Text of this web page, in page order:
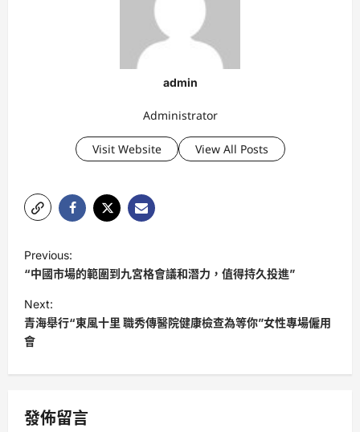
admin
Administrator
Visit Website View All Posts
o
s
t
n
a
i
Previous:
“中國市場的範圍到九宮格會議和潛力，值得持久投進”
Next:
青海舉行“東風十里 職秀傳醫院健康檢查為等你”女性專場僱用
會
發佈留言